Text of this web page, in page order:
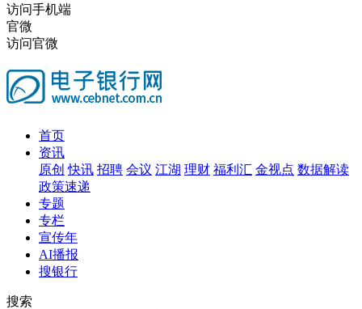
访问手机端
官微
访问官微
首页
资讯
原创 快讯 招聘 会议 江湖 理财 福利汇 金视点 数据解读
政策速递
专题
专栏
宣传年
AI播报
搜银行
搜索